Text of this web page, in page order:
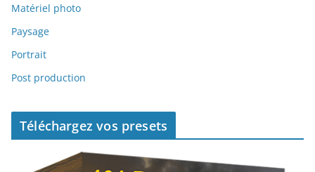
Matériel photo
Paysage
Portrait
Post production
Téléchargez vos presets